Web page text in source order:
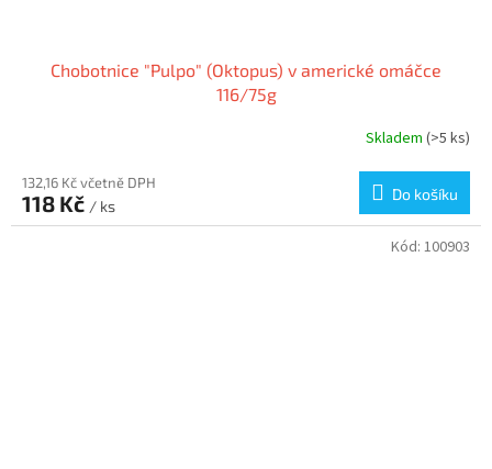
Chobotnice "Pulpo" (Oktopus) v americké omáčce
116/75g
Skladem (>5 ks)
132,16 Kč včetně DPH
118 Kč / ks
Do košíku
Kód: 100903